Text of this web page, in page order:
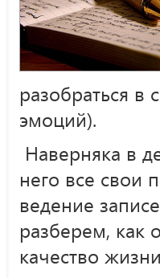
разобраться
эмоций).
Наверняка в
него все свои
ведение
разберем, как
качество